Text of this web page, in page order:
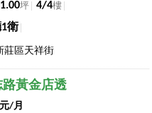
坪 4/4樓
衛
莊區天祥街
路黃金店透
元/月